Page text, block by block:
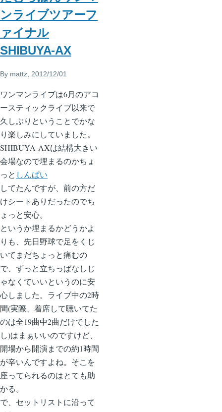
ンライブツアーフ
ァイナル
SHIBUYA-AX
By mattz , 2012/12/01
ワンマンライブは6月のアコ
ースティックライブ以来で
久しぶりということでかな
り楽しみにしていました。
SHIBUYA-AXは結構大きい
会場なので埋まるのかちょ
っと しんぱい
してたんですが、前の方だ
けシートありだったのでち
ょっと安心。
というか埋まるかどうかよ
りも、先日野球で足をくじ
いてまだちょっと痛むの
で、ずっと立ちっぱなしじ
ゃなくていいというのに安
心しました。ライブ中の2時
間(実際、着席して聴いてた
のは全19曲中2曲だけでした
し)はまぁいいのですけど、
開場から開演までの約1時間
が辛いんですよね。そこを
座ってられるのはとても助
かる。
で、セットリストに沿って